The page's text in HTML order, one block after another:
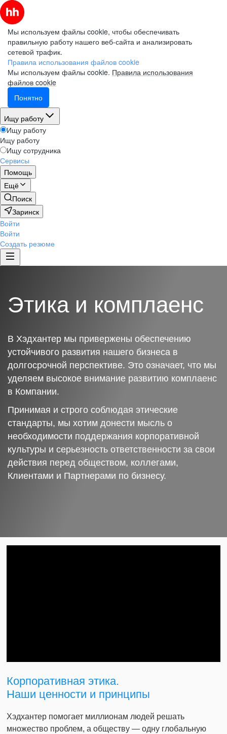
Мы используем файлы cookie, чтобы обеспечивать
правильную работу нашего веб-сайта и анализировать
сетевой трафик.
Правила использования файлов cookie
Мы используем файлы cookie. Правила использования
файлов cookie
Понятно
Ищу работу
Ищу работу
Ищу работу
Ищу сотрудника
Сервисы
Помощь
Ещё
Поиск
Заринск
Войти
Войти
Создать резюме
Этика и комплаенс
В Хэдхантер мы привержены обеспечению
устойчивого развития нашего бизнеса в
долгосрочной перспективе. Это означает, что мы
уделяем высокое внимание развитию комплаенс
в Компании.
Принимая и строго соблюдая этические
стандарты, мы хотим донести мысль о
необходимости поддержания корпоративной
культуры и серьезность ответственности за свои
действия перед обществом, коллегами,
Клиентами и Партнерами по бизнесу.
Корпоративная этика.
Наши ценности и принципы
Хэдхантер помогает миллионам людей решать
множество проблем, а обществу — одну глобальную